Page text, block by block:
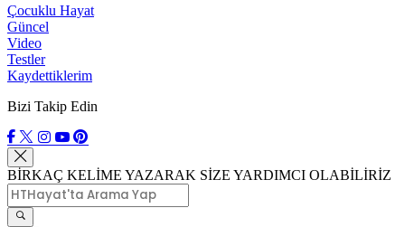
Çocuklu Hayat
Güncel
Video
Testler
Kaydettiklerim
Bizi Takip Edin
BİRKAÇ KELİME YAZARAK SİZE YARDIMCI OLABİLİRİZ